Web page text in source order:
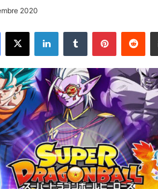
2020
Facebook
X LinkedInTumblr Pinterest